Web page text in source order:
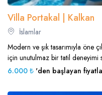
Villa Portakal | Kalkan
İslamlar
Modern ve şık tasarımıyla öne
için unutulmaz bir tatil deneyimi
6.000 ₺ 'den başlayan